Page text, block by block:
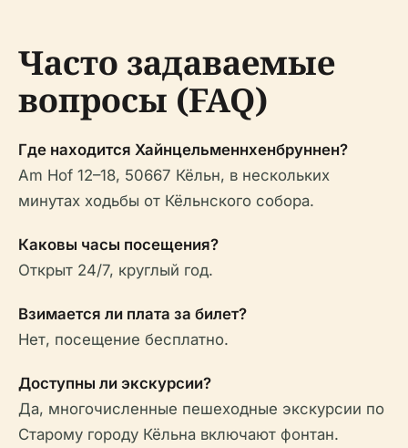
Часто задаваемые
вопросы (FAQ)
Где находится Хайнцельменнхенбруннен?
Am Hof 12–18, 50667 Кёльн, в нескольких
минутах ходьбы от Кёльнского собора.
Каковы часы посещения?
Открыт 24/7, круглый год.
Взимается ли плата за билет?
Нет, посещение бесплатно.
Доступны ли экскурсии?
Да, многочисленные пешеходные экскурсии по
Старому городу Кёльна включают фонтан.